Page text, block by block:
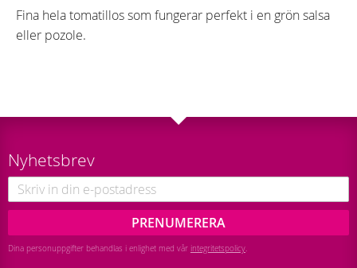
Fina hela tomatillos som fungerar perfekt i en grön salsa
eller pozole.
Nyhetsbrev
PRENUMERERA
Dina personuppgifter behandlas i enlighet med vår integritetspolicy.